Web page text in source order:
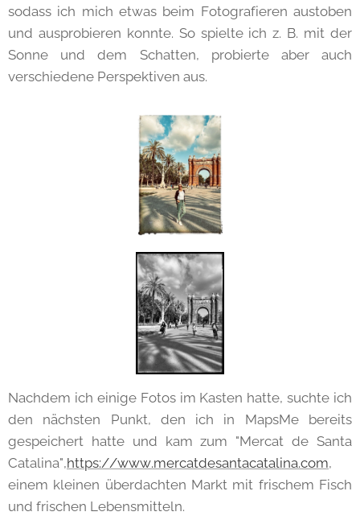
sodass ich mich etwas beim Fotografieren austoben
und ausprobieren konnte. So spielte ich z. B. mit der
Sonne und dem Schatten, probierte aber auch
verschiedene Perspektiven aus.
Nachdem ich einige Fotos im Kasten hatte, suchte ich
den nächsten Punkt, den ich in MapsMe bereits
gespeichert hatte und kam zum "Mercat de Santa
Catalina",https://www.mercatdesantacatalina.com,
einem kleinen überdachten Markt mit frischem Fisch
und frischen Lebensmitteln.